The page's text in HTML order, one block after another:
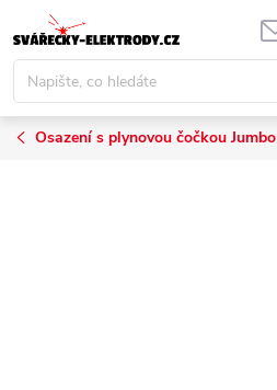
na
obsah
Osazení s plynovou čočkou Jumbo